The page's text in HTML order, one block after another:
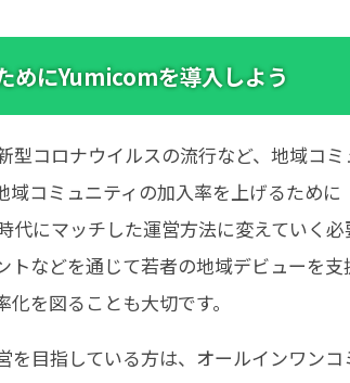
めにYumicomを導入しよう
型コロナウイルスの流行など、地域コミ
コミュニティの加入率を上げるために
代にマッチした運営方法に変えていく必
トなどを通じて若者の地域デビューを支
を図ることも大切です。
目指している方は、オールインワンコ